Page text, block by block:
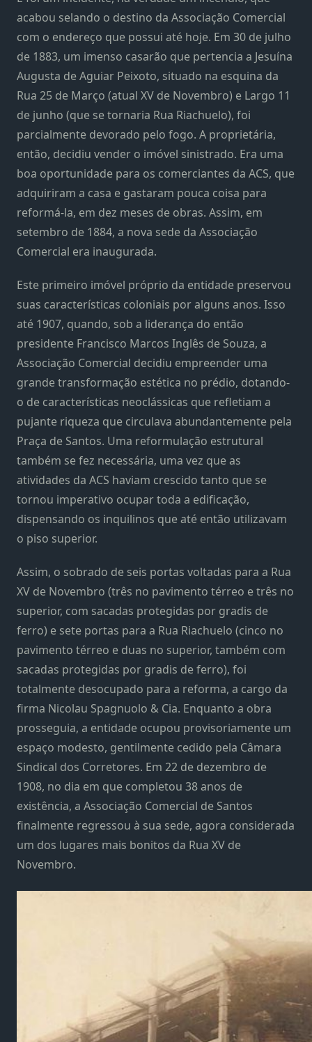
acabou selando o destino da Associação Comercial
com o endereço que possui até hoje. Em 30 de julho
de 1883, um imenso casarão que pertencia a Jesuína
Augusta de Aguiar Peixoto, situado na esquina da
Rua 25 de Março (atual XV de Novembro) e Largo 11
de junho (que se tornaria Rua Riachuelo), foi
parcialmente devorado pelo fogo. A proprietária,
então, decidiu vender o imóvel sinistrado. Era uma
boa oportunidade para os comerciantes da ACS, que
adquiriram a casa e gastaram pouca coisa para
reformá-la, em dez meses de obras. Assim, em
setembro de 1884, a nova sede da Associação
Comercial era inaugurada.
Este primeiro imóvel próprio da entidade preservou
suas características coloniais por alguns anos. Isso
até 1907, quando, sob a liderança do então
presidente Francisco Marcos Inglês de Souza, a
Associação Comercial decidiu empreender uma
grande transformação estética no prédio, dotando-
o de características neoclássicas que refletiam a
pujante riqueza que circulava abundantemente pela
Praça de Santos. Uma reformulação estrutural
também se fez necessária, uma vez que as
atividades da ACS haviam crescido tanto que se
tornou imperativo ocupar toda a edificação,
dispensando os inquilinos que até então utilizavam
o piso superior.
Assim, o sobrado de seis portas voltadas para a Rua
XV de Novembro (três no pavimento térreo e três no
superior, com sacadas protegidas por gradis de
ferro) e sete portas para a Rua Riachuelo (cinco no
pavimento térreo e duas no superior, também com
sacadas protegidas por gradis de ferro), foi
totalmente desocupado para a reforma, a cargo da
firma Nicolau Spagnuolo & Cia. Enquanto a obra
prosseguia, a entidade ocupou provisoriamente um
espaço modesto, gentilmente cedido pela Câmara
Sindical dos Corretores. Em 22 de dezembro de
1908, no dia em que completou 38 anos de
existência, a Associação Comercial de Santos
finalmente regressou à sua sede, agora considerada
um dos lugares mais bonitos da Rua XV de
Novembro.